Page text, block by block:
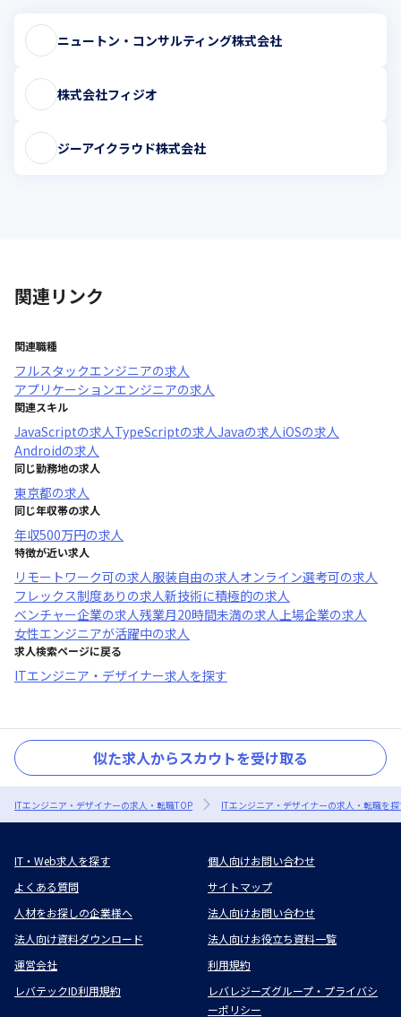
ニュートン・コンサルティング株式会社
株式会社フィジオ
ジーアイクラウド株式会社
関連リンク
関連職種
フルスタックエンジニアの求人
アプリケーションエンジニアの求人
関連スキル
JavaScriptの求人TypeScriptの求人Javaの求人iOSの求人
Androidの求人
同じ勤務地の求人
東京都の求人
同じ年収帯の求人
年収500万円の求人
特徴が近い求人
リモートワーク可の求人服装自由の求人オンライン選考可の求人
フレックス制度あり の求人新技術に積極的の求人
ベンチャー企業の求人残業月20時間未満の求人上場企業の求人
女性エンジニアが活躍中の求人
求人検索ページに戻る
ITエンジニア・デザイナー求人を探す
似た求人からスカウトを受け取る
ITエンジニア・デザイナーの求人・転職TOP ITエンジニア・デザイナーの求人・転職を
IT・Web求人を探す
個人向けお問い合わせ
よくある質問
サイトマップ
人材をお探しの企業様へ
法人向けお問い合わせ
法人向け資料ダウンロード
法人向けお役立ち資料一覧
運営会社
利用規約
レバテックID利用規約
レバレジーズグループ・プライバシ
ーポリシー